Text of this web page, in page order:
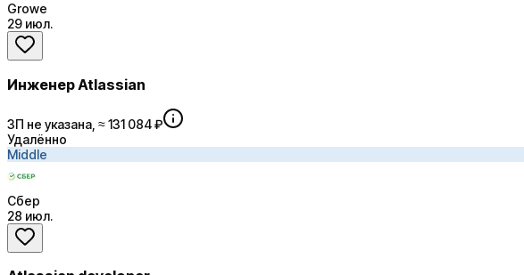
Growe
29 июл.
Инженер Atlassian
ЗП не указана, ≈ 131 084 ₽
Удалённо
Middle
Сбер
28 июл.